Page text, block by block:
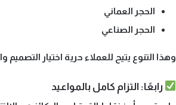
الحجر العماني
الحجر الصناعي
وهذا التنوع يتيح للعملاء حرية اختيار
رابعًا: التزام كامل بالمواعيد